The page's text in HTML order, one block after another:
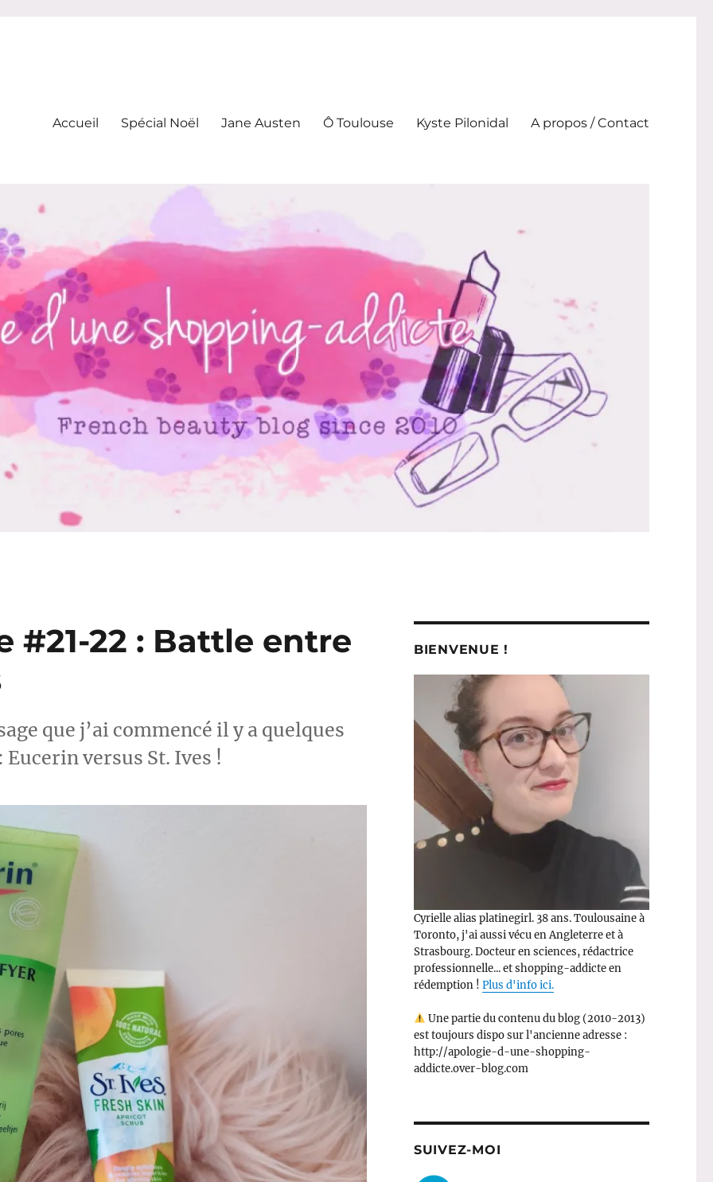
Accueil Spécial Noël Jane Austen Ô Toulouse Kyste Pilonidal A propos / Contact
#21-22 : Battle entre
que j’ai commencé il y a quelques
versus St. Ives !
BIENVENUE !
Cyrielle alias platinegirl. 38 ans. Toulousaine à
Toronto, j'ai aussi vécu en Angleterre et à
Strasbourg. Docteur en sciences, rédactrice
professionnelle... et shopping-addicte en
rédemption ! Plus d'info ici.
Une partie du contenu du blog (2010-2013)
est toujours dispo sur l'ancienne adresse :
http://apologie-d-une-shopping-
addicte.over-blog.com
SUIVEZ-MOI